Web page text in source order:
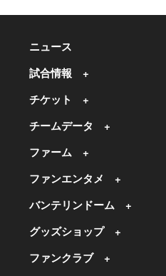
ニュース
試合情報
チケット
チームデータ
ファーム
ファンエンタメ
バンテリンドーム
グッズショップ
ファンクラブ